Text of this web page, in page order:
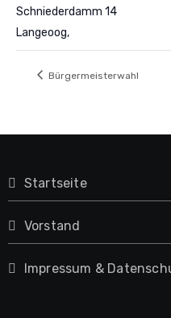
Schniederdamm 14
Langeoog,
Bürgermeisterwahl
Startseite
Vorstand
Impressum &